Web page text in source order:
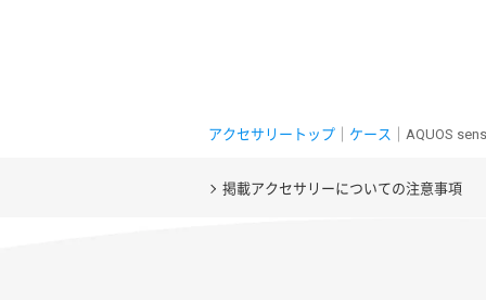
アクセサリートップ ケース ｜AQUOS
掲載アクセサリーについての注意事項